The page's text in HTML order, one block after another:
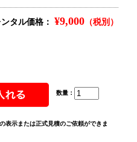
ンタル価格： ¥9,000 （税別）
数量：
表示または正式見積のご依頼ができま